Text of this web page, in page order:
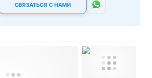
СВЯЗАТЬСЯ С НАМИ